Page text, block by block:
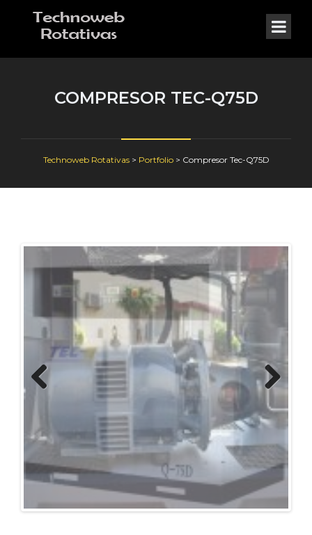
COMPRESOR TEC-Q75D
Technoweb Rotativas> Portfolio> Compresor Tec-Q75D
Next